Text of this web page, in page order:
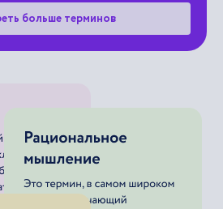
больше терминов